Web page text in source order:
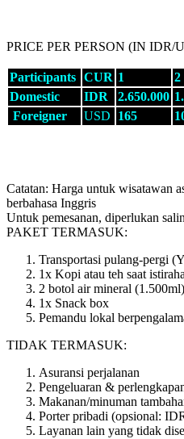
PRICE PER PERSON (IN IDR/
Participants CUR 1 2
Domestic
IDR 2.650.000
Foreigner
USD 165
Catatan: Harga untuk wisatawan
berbahasa Inggris
Untuk pemesanan, diperlukan
PAKET TERMASUK:
Transportasi pulang-pergi
1x Kopi atau teh saat
2 botol air mineral (1.500ml)
1x Snack box
Pemandu lokal
TIDAK TERMASUK:
Asuransi perjalanan
Pengeluaran &
Makanan/minuman
Porter pribadi (opsional:
Layanan lain yang tidak